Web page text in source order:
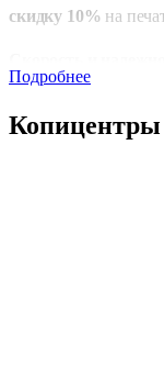
скидку 10% на
Copy.ru ценит ваше
стандартный срок
необходимости
Подробнее
Копицентры